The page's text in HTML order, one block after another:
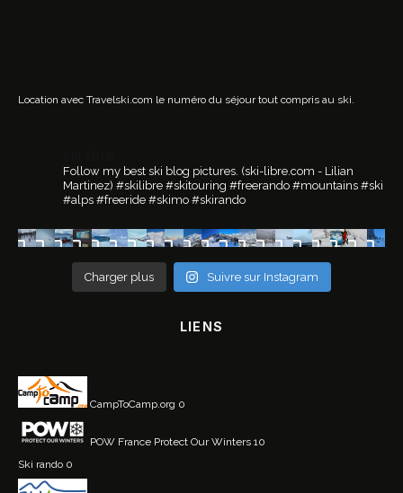
Location avec Travelski.com le numéro du séjour tout compris au ski.
Follow my best ski blog pictures. (ski-libre.com - Lilian
Martinez) #skilibre #skitouring #freerando #mountains #ski
#alps #freeride #skimo #skirando
Charger plus Suivre sur Instagram
LIENS
CampToCamp.org 0
POW France Protect Our Winters 10
Ski rando 0